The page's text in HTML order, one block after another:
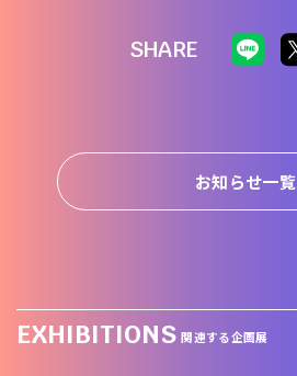
SHARE
お知らせ一覧
EXHIBITIONS 関連する企画展